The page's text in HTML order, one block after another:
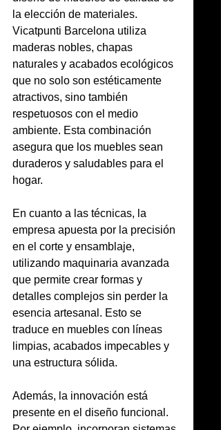
la elección de materiales.
Vicatpunti Barcelona utiliza
maderas nobles, chapas
naturales y acabados ecológicos
que no solo son estéticamente
atractivos, sino también
respetuosos con el medio
ambiente. Esta combinación
asegura que los muebles sean
duraderos y saludables para el
hogar.
En cuanto a las técnicas, la
empresa apuesta por la precisión
en el corte y ensamblaje,
utilizando maquinaria avanzada
que permite crear formas y
detalles complejos sin perder la
esencia artesanal. Esto se
traduce en muebles con líneas
limpias, acabados impecables y
una estructura sólida.
Además, la innovación está
presente en el diseño funcional.